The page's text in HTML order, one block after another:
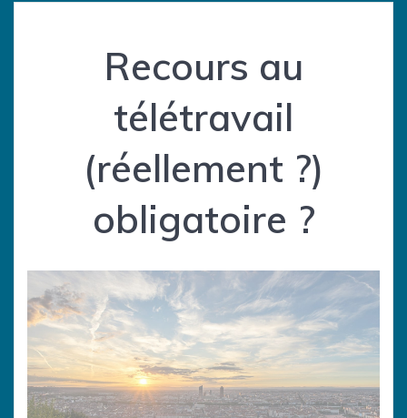
Recours au
télétravail
(réellement ?)
obligatoire ?